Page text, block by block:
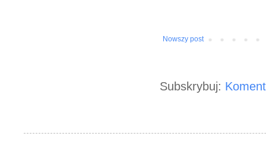
Nowszy post
Subskrybuj: